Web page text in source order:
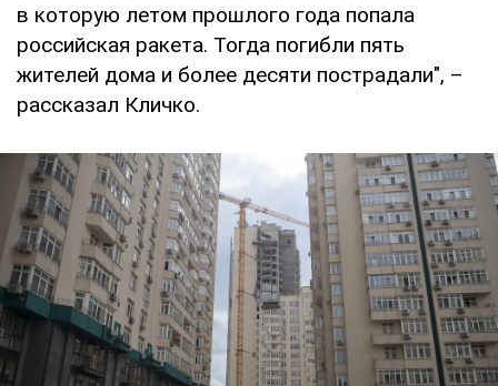
в которую летом прошлого года попала
российская ракета. Тогда погибли пять
жителей дома и более десяти пострадали", –
рассказал Кличко.